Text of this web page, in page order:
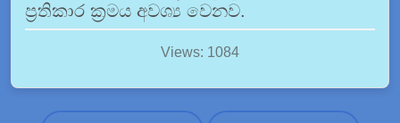
ප්‍රතිකාර ක්‍රමය අවශ්‍ය වෙනව.
Views: 1084